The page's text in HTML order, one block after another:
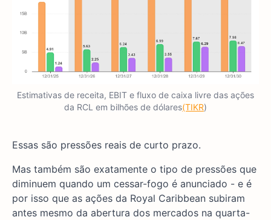
Estimativas de receita, EBIT e fluxo de caixa livre das ações
da RCL em bilhões de dólares(TIKR)
Essas são pressões reais de curto prazo.
Mas também são exatamente o tipo de pressões que
diminuem quando um cessar-fogo é anunciado - e é
por isso que as ações da Royal Caribbean subiram
antes mesmo da abertura dos mercados na quarta-